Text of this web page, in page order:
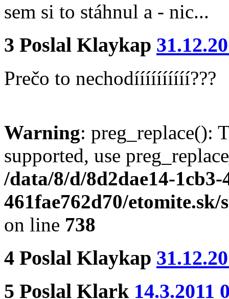
sem si to stáhnul a - nic...
3 Poslal Klaykap
Prečo to nechodíííííííííí???
Warning: preg_replace():
supported, use
/data/8/d/8d2dae14-1cb3-
461fae762d70/
on line 738
4 Poslal Klaykap
5 Poslal Klark 14.3.2011